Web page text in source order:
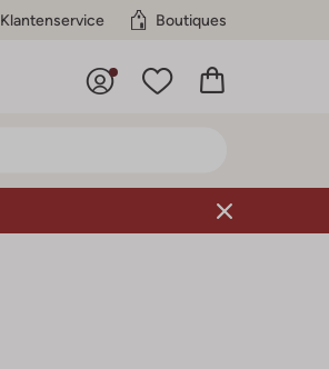
Klantenservice Boutiques